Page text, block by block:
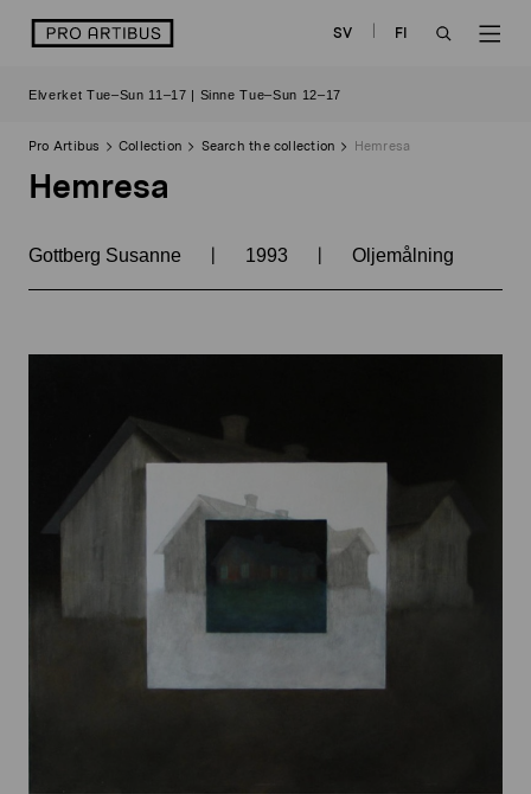
logo SV
FI
Elverket Tue–Sun 11–17 | Sinne Tue–Sun 12–17
Pro Artibus Collection Search the collection Hemresa
Hemresa
Gottberg Susanne | 1993 | Oljemålning